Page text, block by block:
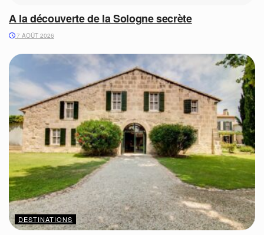
A la découverte de la Sologne secrète
7 AOÛT 2026
DESTINATIONS